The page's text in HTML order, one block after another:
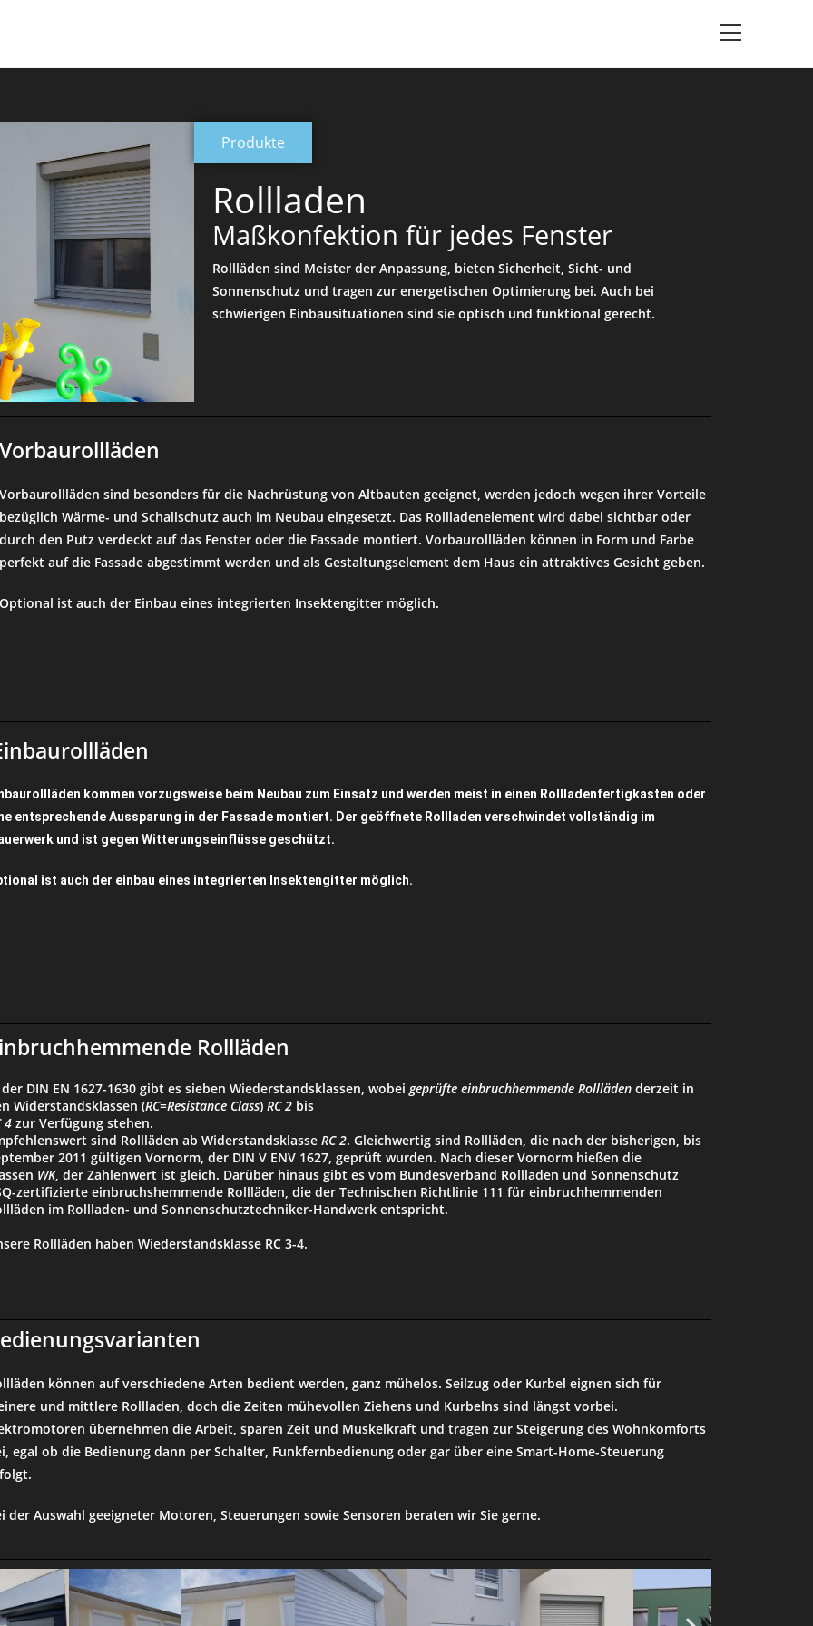
Produkte
Rollladen
Maßkonfektion für jedes Fenster
Rollläden sind Meister der Anpassung, bieten Sicherheit, Sicht- und
Sonnenschutz und tragen zur energetischen Optimierung bei. Auch bei
schwierigen Einbausituationen sind sie optisch und funktional gerecht.
sind besonders für die Nachrüstung von Altbauten geeignet, werden jedoch wegen ihrer Vorteile
Wärme- und Schallschutz auch im Neubau eingesetzt. Das Rollladenelement wird dabei sichtbar oder
den Putz verdeckt auf das Fenster oder die Fassade montiert. Vorbaurollläden können in Form und Farbe
auf die Fassade abgestimmt werden und als Gestaltungselement dem Haus ein attraktives Gesicht geben.
ist auch der Einbau eines integrierten Insektengitter möglich.
kommen vorzugsweise beim Neubau zum Einsatz und werden meist in einen Rollladenfertigkasten oder
entsprechende Aussparung in der Fassade montiert. Der geöffnete Rollladen verschwindet vollständig im
und ist gegen Witterungseinflüsse geschützt.
ist auch der einbau eines integrierten Insektengitter möglich.
Rollläden
DIN EN 1627-1630 gibt es sieben Wiederstandsklassen, wobei geprüfte einbruchhemmende Rollläden derzeit in
Widerstandsklassen (RC=Resistance Class) RC 2 bis
4 zur Verfügung stehen.
sind Rollläden ab Widerstandsklasse RC 2. Gleichwertig sind Rollläden, die nach der bisherigen, bis
2011 gültigen Vornorm, der DIN V ENV 1627, geprüft wurden. Nach dieser Vornorm hießen die
WK, der Zahlenwert ist gleich. Darüber hinaus gibt es vom Bundesverband Rollladen und Sonnenschutz
zertifizierte einbruchshemmende Rollläden, die der Technischen Richtlinie 111 für einbruchhemmenden
im Rollladen- und Sonnenschutztechniker-Handwerk entspricht.
Rollläden haben Wiederstandsklasse RC 3-4.
können auf verschiedene Arten bedient werden, ganz mühelos. Seilzug oder Kurbel eignen sich für
und mittlere Rollladen, doch die Zeiten mühevollen Ziehens und Kurbelns sind längst vorbei.
übernehmen die Arbeit, sparen Zeit und Muskelkraft und tragen zur Steigerung des Wohnkomforts
egal ob die Bedienung dann per Schalter, Funkfernbedienung oder gar über eine Smart-Home-Steuerung
der Auswahl geeigneter Motoren, Steuerungen sowie Sensoren beraten wir Sie gerne.